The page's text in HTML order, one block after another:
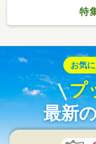
特
お気
プ
最新